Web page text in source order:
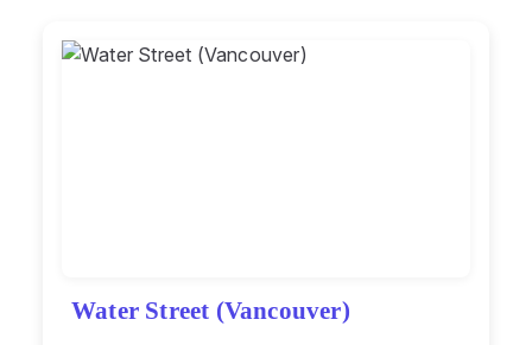
Water Street (Vancouver)